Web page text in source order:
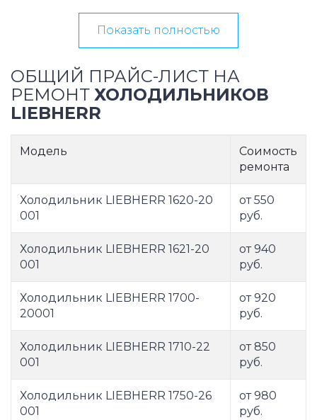
Показать полностью
ОБЩИЙ ПРАЙС-ЛИСТ НА
РЕМОНТ ХОЛОДИЛЬНИКОВ
LIEBHERR
Модель
Соимость
ремонта
Холодильник LIEBHERR 1620-20
001
от 550
руб.
Холодильник LIEBHERR 1621-20
001
от 940
руб.
Холодильник LIEBHERR 1700-
20001
от 920
руб.
Холодильник LIEBHERR 1710-22
001
от 850
руб.
Холодильник LIEBHERR 1750-26
001
от 980
руб.